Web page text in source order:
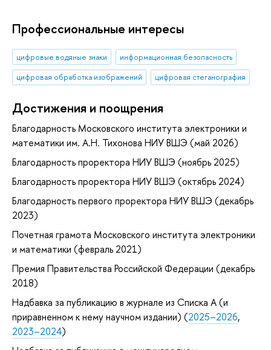
Профессиональные интересы
цифровые водяные знаки
информационная безопасность
цифровая обработка изображений
цифровая стеганография
Достижения и поощрения
Благодарность Московского института электроники и
математики им. А.Н. Тихонова НИУ ВШЭ (май 2026)
Благодарность проректора НИУ ВШЭ (ноябрь 2025)
Благодарность проректора НИУ ВШЭ (октябрь 2024)
Благодарность первого проректора НИУ ВШЭ (декабрь
2023)
Почетная грамота Московского института электроники
и математики (февраль 2021)
Премия Правительства Российской Федерации (декабрь
2018)
Надбавка за публикацию в журнале из Списка А (и
приравненном к нему научном издании) (2025–2026,
2023–2024)